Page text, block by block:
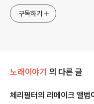
구독하기
노래이야기 의 다른 글
체리필터의 리메이크 앨범